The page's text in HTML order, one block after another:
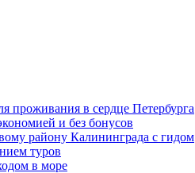
проживания в сердце Петербурга
и без бонусов
району Калининграда с гидом
туров
в море